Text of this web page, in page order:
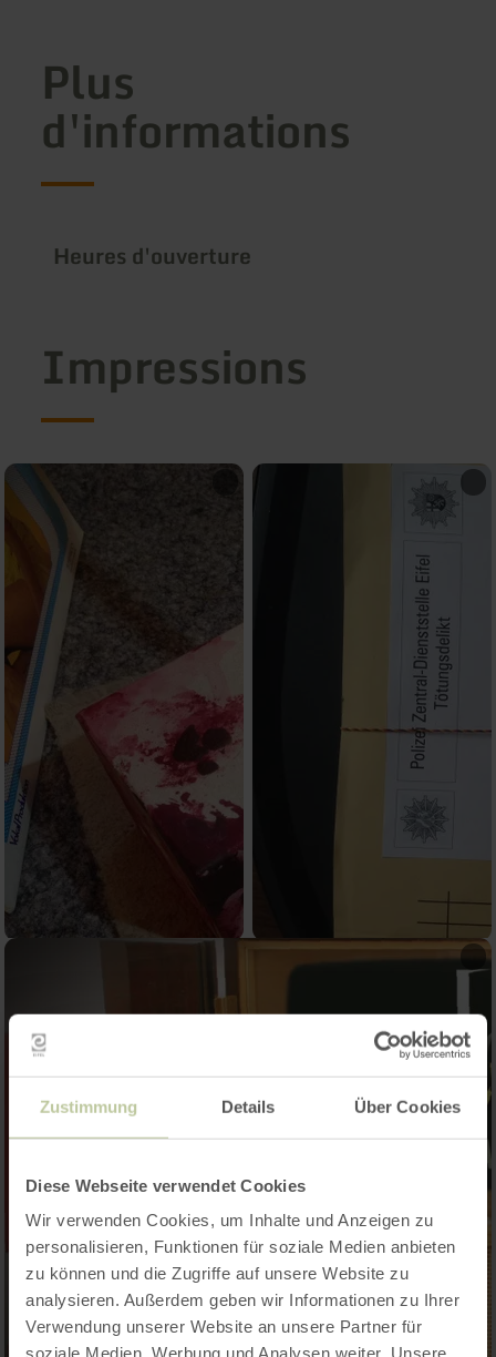
Zustimmung Details Über Cookies
Diese Webseite verwendet Cookies
Wir verwenden Cookies, um Inhalte und Anzeigen zu
personalisieren, Funktionen für soziale Medien anbieten
zu können und die Zugriffe auf unsere Website zu
analysieren. Außerdem geben wir Informationen zu Ihrer
Verwendung unserer Website an unsere Partner für
soziale Medien, Werbung und Analysen weiter. Unsere
Plus
d'informations
Heures d'ouverture
Impressions